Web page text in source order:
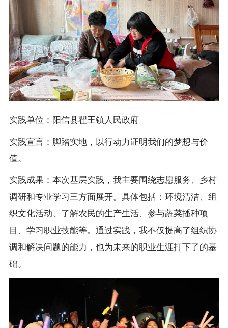
实践单位：阳信县翟王镇人民政府
实践宣言：脚踏实地，以行动力证明我们的梦想与价
值。
实践成果：本次基层实践，我主要围绕志愿服务、乡村
调研和专业学习三方面展开。具体包括：环境清洁、组
织文化活动、了解农民的生产生活、参与蔬菜播种项
目、学习职业技能等。通过实践，我不仅提高了组织协
调和解决问题的能力，也为未来的职业生涯打下了的基
础。